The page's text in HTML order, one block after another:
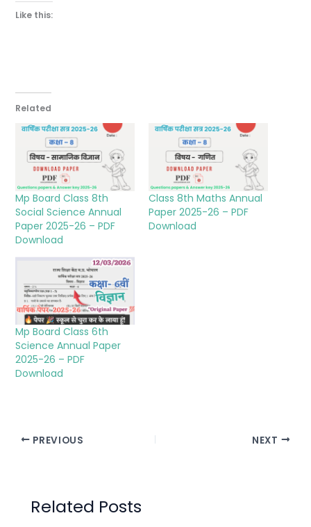
Like this:
Related
Mp Board Class 8th
Social Science Annual
Paper 2025-26 – PDF
Download
Class 8th Maths Annual
Paper 2025-26 – PDF
Download
Mp Board Class 6th
Science Annual Paper
2025-26 – PDF
Download
PREVIOUS NEXT
Related Posts